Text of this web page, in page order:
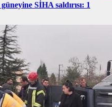
SİHA saldırısı: 1